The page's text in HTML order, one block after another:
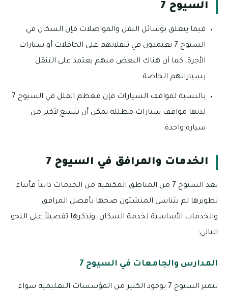
السيوح 7
فيما يتعلق بوسائل النقل والمواصلات فإن السكان في
السيوح 7 يعتمدون في تنقلاتهم على الحافلات أو سيارات
الأجرة، كما أن هناك البعض منهم يعتمد على التنقل
بسياراتهم الخاصة.
بالنسبة لمواقف السيارات فإن معظم الفلل في السيوح 7
لديها مواقف سيارات مظللة يمكن أن تتسع لأكثر من
سيارة واحدة.
الخدمات والمرافق في السيوح 7
تعد السيوح 7 من المناطق المكتفية من الخدمات ذاتياً فأثناء
تطويرها لم يتناسى المنشئون ضخها بأفضل المرافق
والخدمات الأساسية لخدمة السكان، ونذكرها تفصيلاً على النحو
التالي:
المدارس والجامعات في السيوح 7
تتميز السيوح 7 بوجود الكثير من المؤسسات التعليمية سواء